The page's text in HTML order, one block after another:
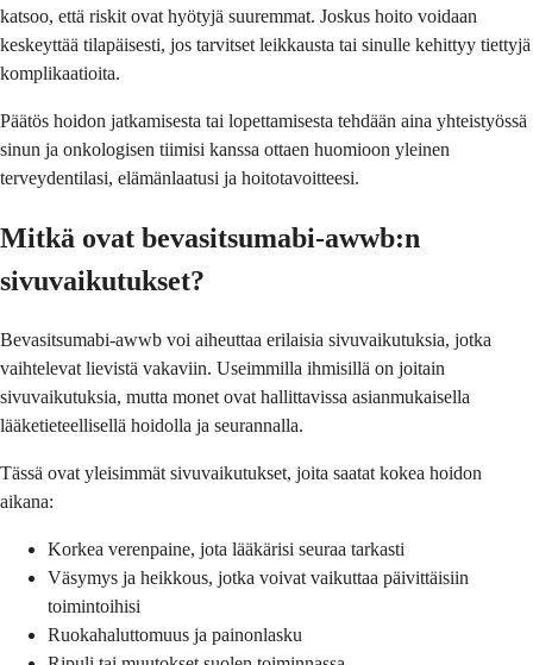
katsoo, että riskit ovat hyötyjä suuremmat. Joskus hoito voidaan
keskeyttää tilapäisesti, jos tarvitset leikkausta tai sinulle kehittyy tiettyjä
komplikaatioita.
Päätös hoidon jatkamisesta tai lopettamisesta tehdään aina yhteistyössä
sinun ja onkologisen tiimisi kanssa ottaen huomioon yleinen
terveydentilasi, elämänlaatusi ja hoitotavoitteesi.
Mitkä ovat bevasitsumabi-awwb:n
sivuvaikutukset?
Bevasitsumabi-awwb voi aiheuttaa erilaisia sivuvaikutuksia, jotka
vaihtelevat lievistä vakaviin. Useimmilla ihmisillä on joitain
sivuvaikutuksia, mutta monet ovat hallittavissa asianmukaisella
lääketieteellisellä hoidolla ja seurannalla.
Tässä ovat yleisimmät sivuvaikutukset, joita saatat kokea hoidon
aikana:
Korkea verenpaine, jota lääkärisi seuraa tarkasti
Väsymys ja heikkous, jotka voivat vaikuttaa päivittäisiin
toimintoihisi
Ruokahaluttomuus ja painonlasku